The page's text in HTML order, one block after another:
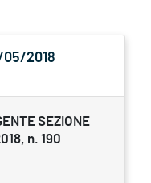
05/2018
SEZIONE
n. 190